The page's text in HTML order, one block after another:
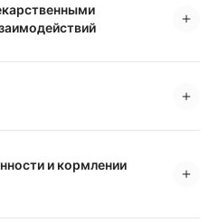
и кормлении